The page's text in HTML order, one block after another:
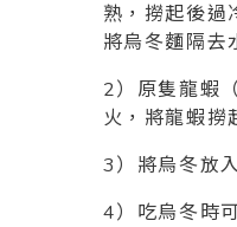
熟，撈起後過
將烏冬麵隔去
2）原隻龍蝦
火，將龍蝦撈
3）將烏冬放
4）吃烏冬時